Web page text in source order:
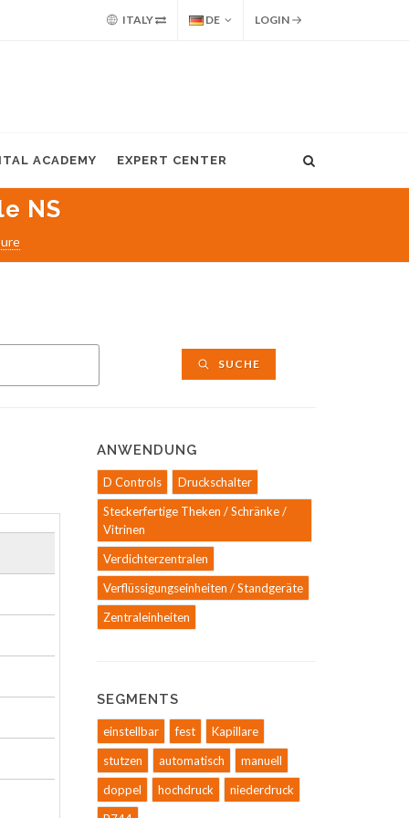
ITALY DE LOGIN
ACADEMY EXPERT CENTER
NS
SUCHE
ANWENDUNG
D Controls
Druckschalter
Steckerfertige Theken / Schränke /
Vitrinen
Verdichterzentralen
Verflüssigungseinheiten / Standgeräte
Zentraleinheiten
SEGMENTS
einstellbar fest
Kapillare
stutzen
automatisch
manuell
doppel
hochdruck
niederdruck